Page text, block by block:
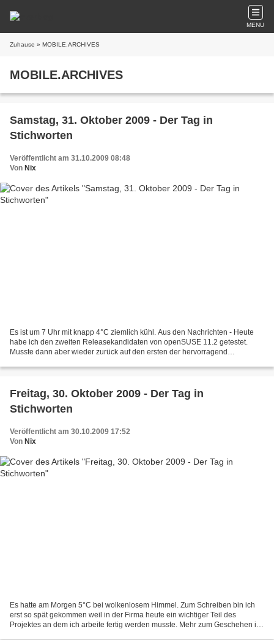
MENU
Zuhause » MOBILE.ARCHIVES
MOBILE.ARCHIVES
Samstag, 31. Oktober 2009 - Der Tag in
Stichworten
Veröffentlicht am 31.10.2009 08:48
Von Nix
Es ist um 7 Uhr mit knapp 4°C ziemlich kühl. Aus den Nachrichten - Heute
habe ich den zweiten Releasekandidaten von openSUSE 11.2 getestet.
Musste dann aber wieder zurück auf den ersten der hervorragend
Freitag, 30. Oktober 2009 - Der Tag in
Stichworten
Veröffentlicht am 30.10.2009 17:52
Von Nix
Es hatte am Morgen 5°C bei wolkenlosem Himmel. Zum Schreiben bin ich
erst so spät gekommen weil in der Firma heute ein wichtiger Teil des
Projektes an dem ich arbeite fertig werden musste. Mehr zum Geschehen in